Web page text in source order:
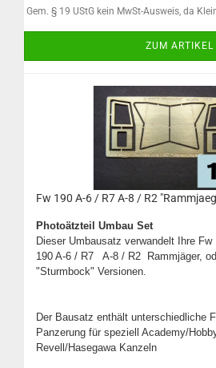
Gem. § 19 UStG kein MwSt-Ausweis, da
ZUM ARTIKEL
Fw 190 A-6 / R7 A-8 / R2
Photoätzteil Umbau Set
Dieser Umbausatz verwandelt Ihre
190 A-6 / R7 A-8 / R2 Rammjäger,
"Sturmbock" Versionen.
Der Bausatz enthält unterschiedliche
Panzerung für speziell Academy/
Revell/Hasegawa Kanzeln